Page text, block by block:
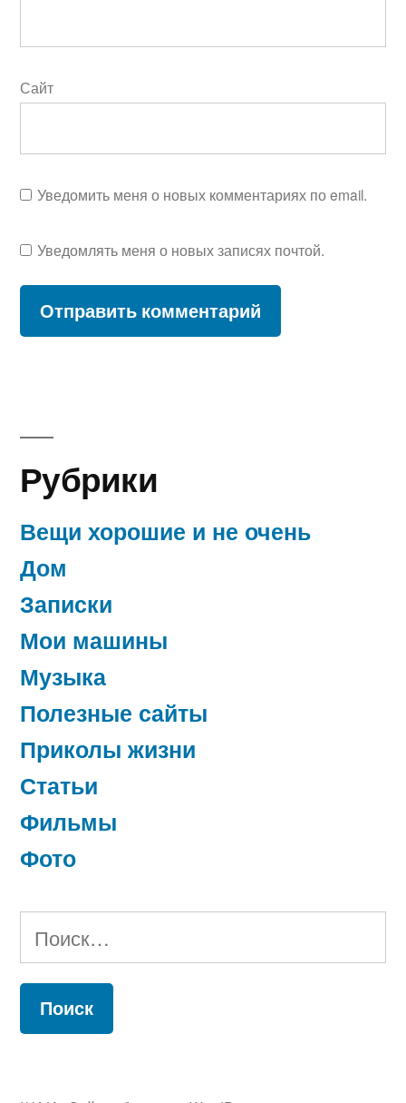
Сайт
Уведомить меня о новых комментариях по email.
Уведомлять меня о новых записях почтой.
Рубрики
Вещи хорошие и не очень
Дом
Записки
Мои машины
Музыка
Полезные сайты
Приколы жизни
Статьи
Фильмы
Фото
Найти: